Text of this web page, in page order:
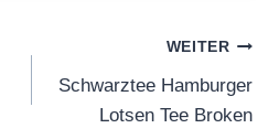
WEITER
Schwarztee Hamburger
Lotsen Tee Broken